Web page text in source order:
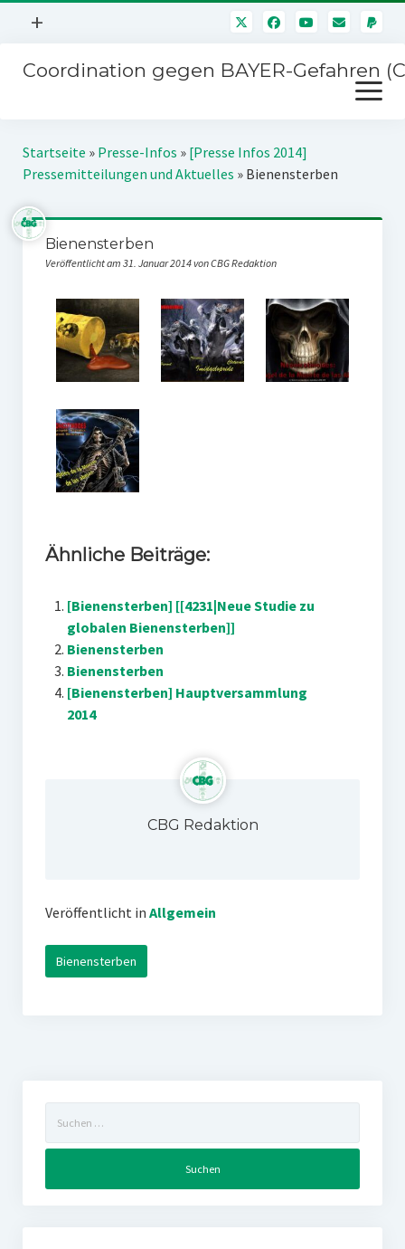
Menü
+
Mitmachen
Über uns
Kontakt
Impressum
Coordination gegen BAYER-Gefahren
Menü
öffnen
Kampagnen
Stichwort BAYER
Jahrestagung
SPENDEN
Startseite » Presse-Infos » [Presse Infos 2014]
Pressemitteilungen und Aktuelles » Bienensterben
Bienensterben
Veröffentlicht am 31. Januar 2014 von CBG Redaktion
Ähnliche Beiträge:
[Bienensterben] [[4231|Neue Studie zu
globalen Bienensterben]]
Bienensterben
Bienensterben
[Bienensterben] Hauptversammlung
2014
CBG Redaktion
Veröffentlicht in Allgemein
Bienensterben
nach: